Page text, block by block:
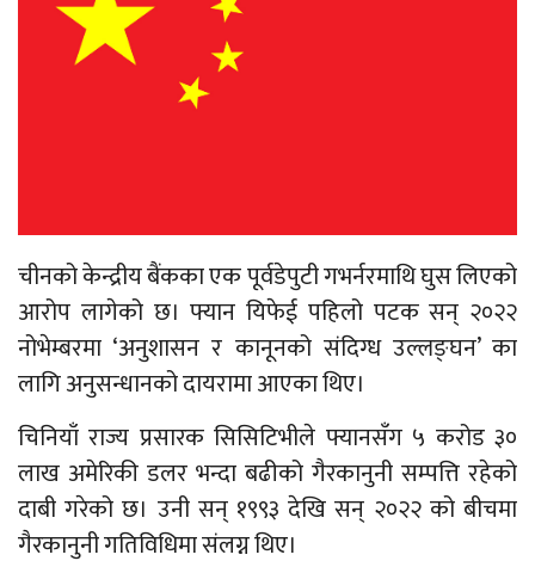
चीनको केन्द्रीय बैंकका एक पूर्वडेपुटी गभर्नरमाथि घुस लिएको
आरोप लागेको छ। फ्यान यिफेई पहिलो पटक सन् २०२२
नोभेम्बरमा ‘अनुशासन र कानूनको संदिग्ध उल्लङ्घन’ का
लागि अनुसन्धानको दायरामा आएका थिए।
चिनियाँ राज्य प्रसारक सिसिटिभीले फ्यानसँग ५ करोड ३०
लाख अमेरिकी डलर भन्दा बढीको गैरकानुनी सम्पत्ति रहेको
दाबी गरेको छ। उनी सन् १९९३ देखि सन् २०२२ को बीचमा
गैरकानुनी गतिविधिमा संलग्न थिए।